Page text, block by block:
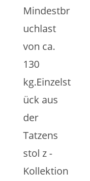
Mindestbr
uchlast
von ca.
130
kg.Einzelst
ück aus
der
Tatzens
stol z -
Kollektion